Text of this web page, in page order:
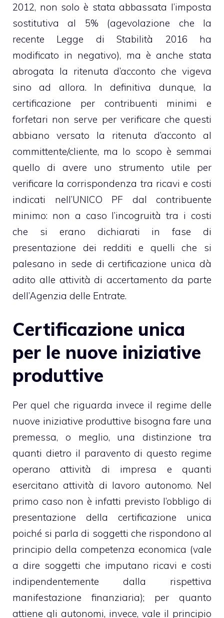
2012, non solo è stata abbassata l’imposta
sostitutiva al 5% (agevolazione che la
recente Legge di Stabilità 2016 ha
modificato in negativo), ma è anche stata
abrogata la ritenuta d’acconto che vigeva
sino ad allora. In definitiva dunque, la
certificazione per contribuenti minimi e
forfetari non serve per verificare che questi
abbiano versato la ritenuta d’acconto al
committente/cliente, ma lo scopo è semmai
quello di avere uno strumento utile per
verificare la corrispondenza tra ricavi e costi
indicati nell’UNICO PF dal contribuente
minimo: non a caso l’incogruità tra i costi
che si erano dichiarati in fase di
presentazione dei redditi e quelli che si
palesano in sede di certificazione unica dà
adito alle attività di accertamento da parte
dell’Agenzia delle Entrate.
Certificazione unica
per le nuove iniziative
produttive
Per quel che riguarda invece il regime delle
nuove iniziative produttive bisogna fare una
premessa, o meglio, una distinzione tra
quanti dietro il paravento di questo regime
operano attività di impresa e quanti
esercitano attività di lavoro autonomo. Nel
primo caso non è infatti previsto l’obbligo di
presentazione della certificazione unica
poiché si parla di soggetti che rispondono al
principio della competenza economica (vale
a dire soggetti che imputano ricavi e costi
indipendentemente dalla rispettiva
manifestazione finanziaria); per quanto
attiene gli autonomi, invece, vale il principio